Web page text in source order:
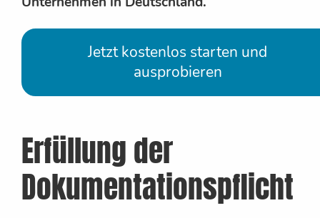
Jetzt kostenlos starten und
ausprobieren
Erfüllung der
Dokumentationspflicht